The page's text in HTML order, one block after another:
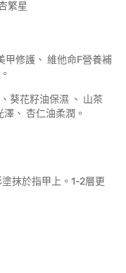
繁星
甲修護、 維他命F營養補
葵花籽油保濕 、 山茶
、 杏仁油柔潤。
抹於指甲上。1-2層更